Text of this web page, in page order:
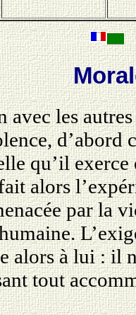
avec les
d’abord
qu’il
alors
par la
alors à lui : il
tout